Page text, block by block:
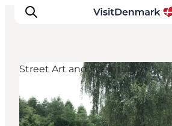
Inspirations
Destinations
Street Art and Sculptures